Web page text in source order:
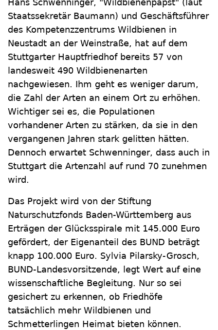
Hans Schwenninger, "Wildbienenpapst" (laut
Staatssekretär Baumann) und Geschäftsführer
des Kompetenzzentrums Wildbienen in
Neustadt an der Weinstraße, hat auf dem
Stuttgarter Hauptfriedhof bereits 57 von
landesweit 490 Wildbienenarten
nachgewiesen. Ihm geht es weniger darum,
die Zahl der Arten an einem Ort zu erhöhen.
Wichtiger sei es, die Populationen
vorhandener Arten zu stärken, da sie in den
vergangenen Jahren stark gelitten hätten.
Dennoch erwartet Schwenninger, dass auch in
Stuttgart die Artenzahl auf rund 70 zunehmen
wird.
Das Projekt wird von der Stiftung
Naturschutzfonds Baden-Württemberg aus
Erträgen der Glücksspirale mit 145.000 Euro
gefördert, der Eigenanteil des BUND beträgt
knapp 100.000 Euro. Sylvia Pilarsky-Grosch,
BUND-Landesvorsitzende, legt Wert auf eine
wissenschaftliche Begleitung. Nur so sei
gesichert zu erkennen, ob Friedhöfe
tatsächlich mehr Wildbienen und
Schmetterlingen Heimat bieten können.